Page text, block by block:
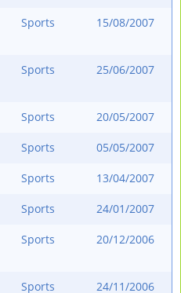
Sports 15/08/2007
Sports 25/06/2007
Sports 20/05/2007
Sports 05/05/2007
Sports 13/04/2007
Sports 24/01/2007
Sports 20/12/2006
Sports 24/11/2006